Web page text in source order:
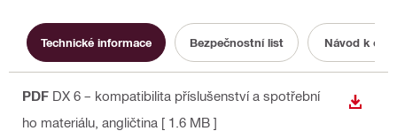
Technické informace Bezpečnostní list Návod k
PDF DX 6 – kompatibilita příslušenství a spotřební
ho materiálu , angličtina [ 1.6 MB ]